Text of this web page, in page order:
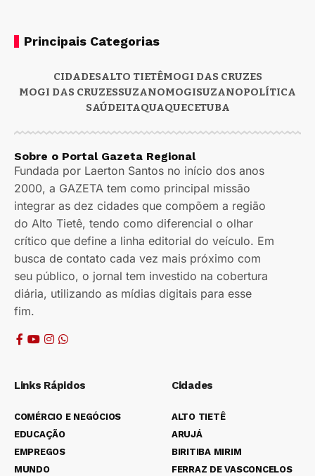
Principais Categorias
CIDADESALTO TIETÊMOGI DAS CRUZES
MOGI DAS CRUZESSUZANOMOGISUZANOPOLÍTICA
SAÚDEITAQUAQUECETUBA
Sobre o Portal Gazeta Regional
Fundada por Laerton Santos no início dos anos
2000, a GAZETA tem como principal missão
integrar as dez cidades que compõem a região
do Alto Tietê, tendo como diferencial o olhar
crítico que define a linha editorial do veículo. Em
busca de contato cada vez mais próximo com
seu público, o jornal tem investido na cobertura
diária, utilizando as mídias digitais para esse
fim.
Links Rápidos
COMÉRCIO E NEGÓCIOS
EDUCAÇÃO
EMPREGOS
MUNDO
Cidades
ALTO TIETÊ
ARUJÁ
BIRITIBA MIRIM
FERRAZ DE VASCONCELOS